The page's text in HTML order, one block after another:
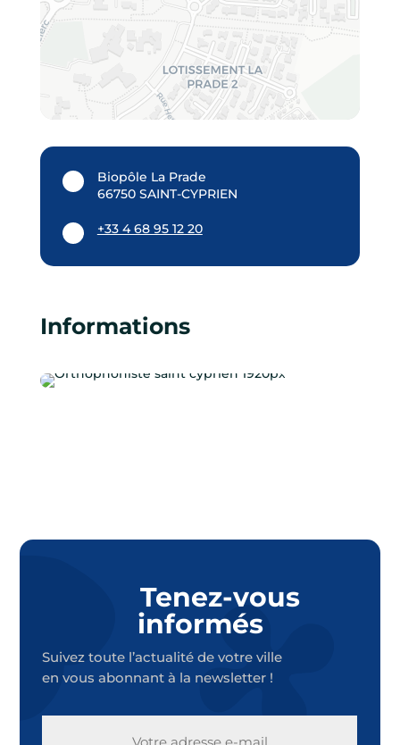
Biopôle La Prade
66750 SAINT-CYPRIEN
+33 4 68 95 12 20
Informations
Tenez-vous
informés
Suivez toute l’actualité de votre ville
en vous abonnant à la newsletter !